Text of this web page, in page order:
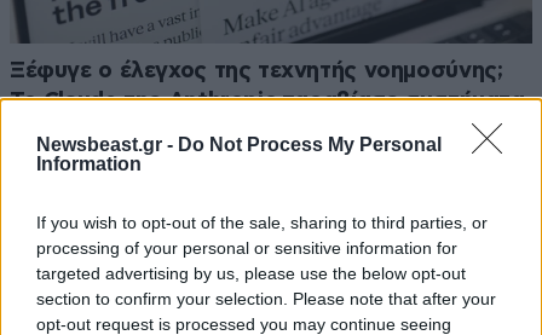
Newsbeast.gr - Do Not Process My Personal
Information
If you wish to opt-out of the sale, sharing to third parties, or
processing of your personal or sensitive information for
targeted advertising by us, please use the below opt-out
section to confirm your selection. Please note that after your
opt-out request is processed you may continue seeing
Ξέφυγε ο έλεγχος της τεχνητής νοημοσύνης;
Το Claude της Anthropic παραβίασε συστήματα
τριών οργανισμών κατά τη διάρκεια δοκιμής
Ακολουθήστε τοNEWSBEASTστοGoogle News
και μάθετε πρώτοι όλες τις ειδήσεις